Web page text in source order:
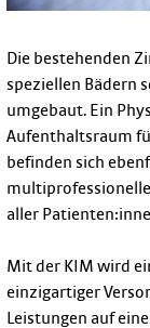
Die bestehenden
speziellen Bädern
umgebaut. Ein
Aufenthaltsraum
befinden sich
aller
Mit der KIM wird
einzigartiger
Leistungen auf